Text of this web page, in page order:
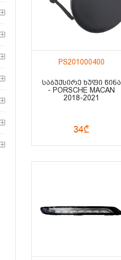
PS201000400
ᲡᲐᲑᲣᲥᲡᲘᲠᲔ ᲮᲣᲤᲘ ᲬᲘᲜᲐ
- PORSCHE MACAN
2018-2021
34₾